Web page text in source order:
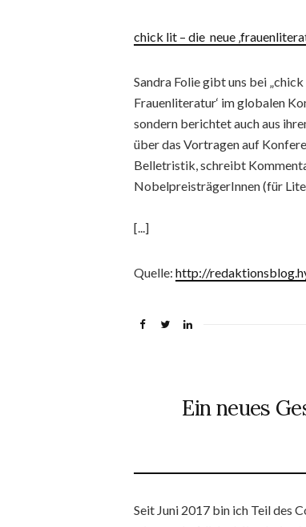
chick lit – die neue
Sandra Folie gibt uns bei
Frauenliteratur‘ im globalen
sondern berichtet auch aus
über das Vortragen auf
Belletristik, schreibt
NobelpreisträgerInnen (für
[...]
Quelle: http://
Ein neues
Seit Juni 2017 bin ich Teil des